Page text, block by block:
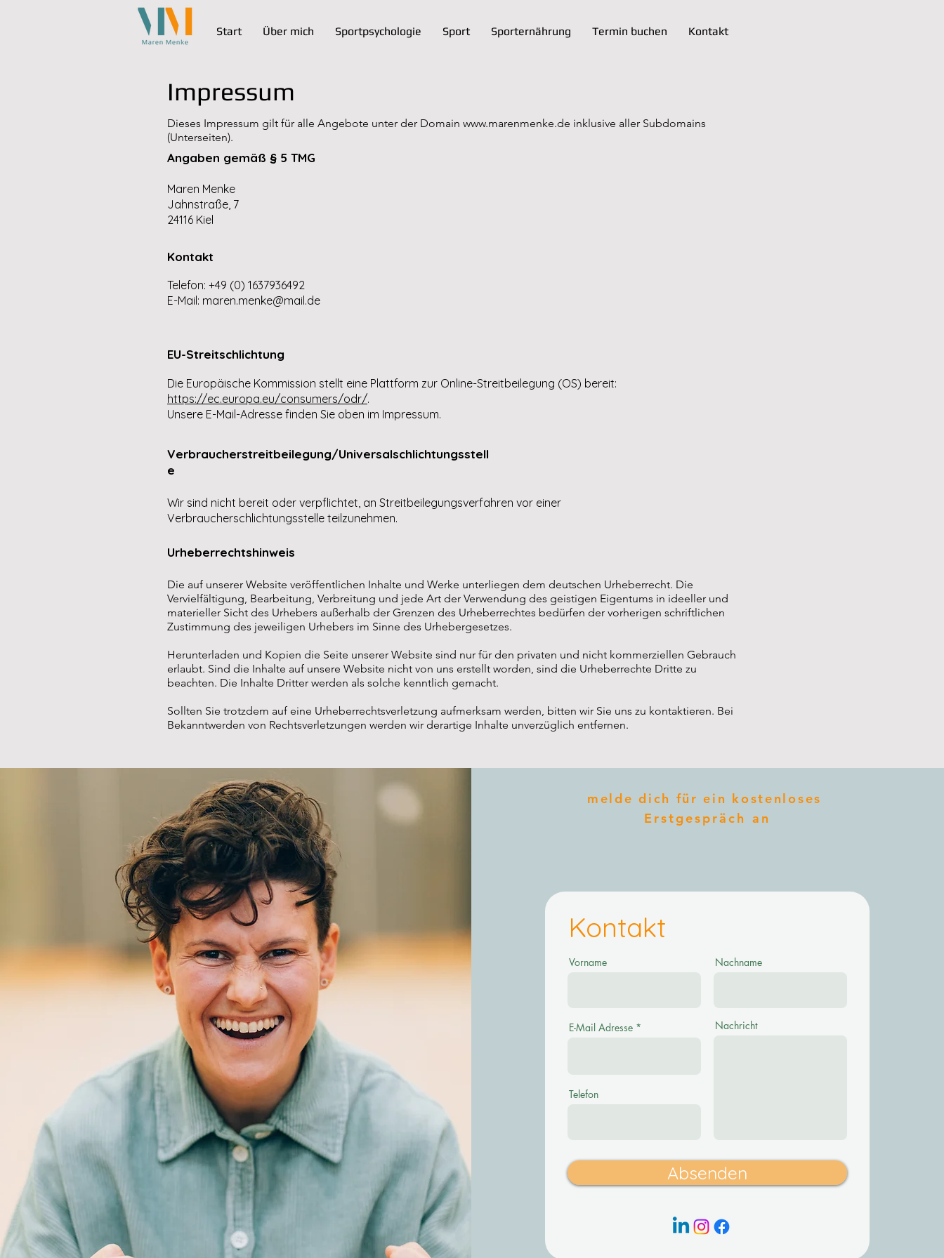
Start Über mich Sportpsychologie Sport Sporternährung Termin buchen Kontakt
Impressum
Dieses Impressum gilt für alle Angebote unter der Domain www.marenmenke.de inklusive aller Subdomains
(Unterseiten).
Angaben gemäß § 5 TMG
Maren Menke
Jahnstraße, 7
24116 Kiel
Kontakt
Telefon: +49 (0) 1637936492
E-Mail: maren.menke@mail.de
EU-Streitschlichtung
Die Europäische Kommission stellt eine Plattform zur Online-Streitbeilegung (OS) bereit:
https://ec.europa.eu/consumers/odr/.
Unsere E-Mail-Adresse finden Sie oben im Impressum.
Verbraucherstreitbeilegung/Universalschlichtungsstell
e
Wir sind nicht bereit oder verpflichtet, an Streitbeilegungsverfahren vor einer
Verbraucherschlichtungsstelle teilzunehmen.
Urheberrechtshinweis
Die auf unserer Website veröffentlichen Inhalte und Werke unterliegen dem deutschen Urheberrecht. Die
Vervielfältigung, Bearbeitung, Verbreitung und jede Art der Verwendung des geistigen Eigentums in ideeller und
materieller Sicht des Urhebers außerhalb der Grenzen des Urheberrechtes bedürfen der vorherigen schriftlichen
Zustimmung des jeweiligen Urhebers im Sinne des Urhebergesetzes.
Herunterladen und Kopien die Seite unserer Website sind nur für den privaten und nicht kommerziellen Gebrauch
erlaubt. Sind die Inhalte auf unsere Website nicht von uns erstellt worden, sind die Urheberrechte Dritte zu
beachten. Die Inhalte Dritter werden als solche kenntlich gemacht.
Sollten Sie trotzdem auf eine Urheberrechtsverletzung aufmerksam werden, bitten wir Sie uns zu kontaktieren. Bei
Bekanntwerden von Rechtsverletzungen werden wir derartige Inhalte unverzüglich entfernen.
melde dich für ein kostenloses
Erstgespräch an
Kontakt
Vorname Nachname
E-Mail Adresse
Telefon
Nachricht
Absenden